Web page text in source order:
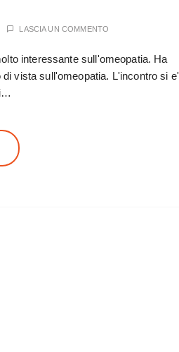
LASCIA UN COMMENTO
interessante sull'omeopatia. Ha
vista sull'omeopatia. L'incontro si e'